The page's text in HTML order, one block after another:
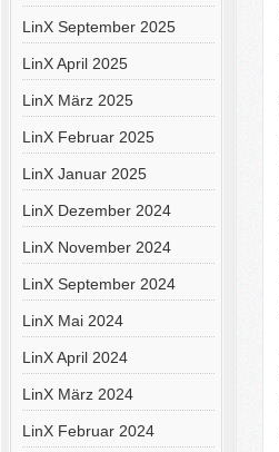
LinX September 2025
LinX April 2025
LinX März 2025
LinX Februar 2025
LinX Januar 2025
LinX Dezember 2024
LinX November 2024
LinX September 2024
LinX Mai 2024
LinX April 2024
LinX März 2024
LinX Februar 2024